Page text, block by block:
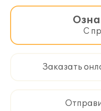
С
Заказать